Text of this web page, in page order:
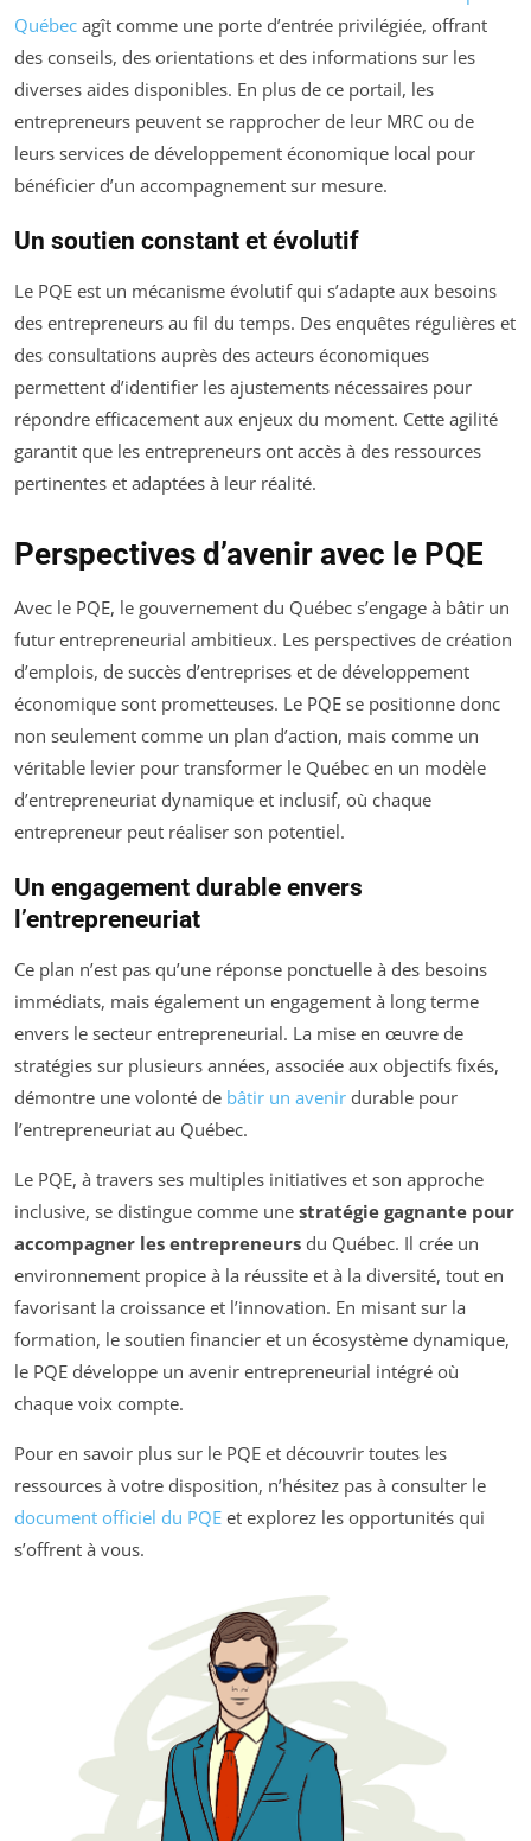
Québec agît comme une porte d’entrée privilégiée, offrant
des conseils, des orientations et des informations sur les
diverses aides disponibles. En plus de ce portail, les
entrepreneurs peuvent se rapprocher de leur MRC ou de
leurs services de développement économique local pour
bénéficier d’un accompagnement sur mesure.
Un soutien constant et évolutif
Le PQE est un mécanisme évolutif qui s’adapte aux besoins
des entrepreneurs au fil du temps. Des enquêtes régulières et
des consultations auprès des acteurs économiques
permettent d’identifier les ajustements nécessaires pour
répondre efficacement aux enjeux du moment. Cette agilité
garantit que les entrepreneurs ont accès à des ressources
pertinentes et adaptées à leur réalité.
Perspectives d’avenir avec le PQE
Avec le PQE, le gouvernement du Québec s’engage à bâtir un
futur entrepreneurial ambitieux. Les perspectives de création
d’emplois, de succès d’entreprises et de développement
économique sont prometteuses. Le PQE se positionne donc
non seulement comme un plan d’action, mais comme un
véritable levier pour transformer le Québec en un modèle
d’entrepreneuriat dynamique et inclusif, où chaque
entrepreneur peut réaliser son potentiel.
Un engagement durable envers
l’entrepreneuriat
Ce plan n’est pas qu’une réponse ponctuelle à des besoins
immédiats, mais également un engagement à long terme
envers le secteur entrepreneurial. La mise en œuvre de
stratégies sur plusieurs années, associée aux objectifs fixés,
démontre une volonté de bâtir un avenir durable pour
l’entrepreneuriat au Québec.
Le PQE, à travers ses multiples initiatives et son approche
inclusive, se distingue comme une stratégie gagnante pour
accompagner les entrepreneurs du Québec. Il crée un
environnement propice à la réussite et à la diversité, tout en
favorisant la croissance et l’innovation. En misant sur la
formation, le soutien financier et un écosystème dynamique,
le PQE développe un avenir entrepreneurial intégré où
chaque voix compte.
Pour en savoir plus sur le PQE et découvrir toutes les
ressources à votre disposition, n’hésitez pas à consulter le
document officiel du PQE et explorez les opportunités qui
s’offrent à vous.